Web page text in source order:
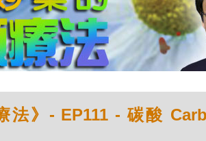
法》- EP111 - 碳酸